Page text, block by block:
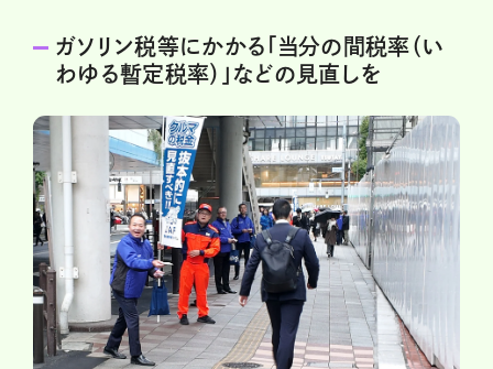
ガソリン税等にかかる「当分の間税率（い
わゆる暫定税率）」などの見直しを